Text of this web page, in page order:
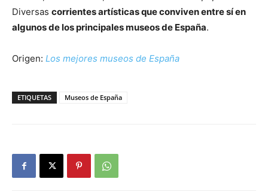
Diversas corrientes artísticas que conviven entre sí en
algunos de los principales museos de España.
Origen: Los mejores museos de España
ETIQUETAS Museos de España